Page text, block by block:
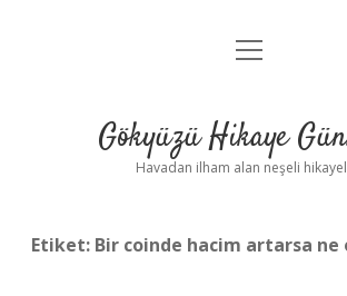
Anasayfa
Yasal Uyarı
menüyü
Gökyüzü Hikaye
Havadan ilham alan neşeli
Etiket: Bir coinde hacim artarsa ne